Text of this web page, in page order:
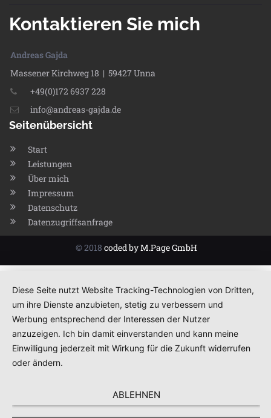
Kontaktieren Sie mich
Andreas Gajda
Massener Kirchweg 18 | 59427 Unna
+49(0)172 6937 228
info@andreas-gajda.de
Seitenübersicht
Start
Leistungen
Über mich
Impressum
Datenschutz
Datenzugriffsanfrage
© 2018 coded by M.Page GmbH
Diese Seite nutzt Website Tracking-Technologien von Dritten,
um ihre Dienste anzubieten, stetig zu verbessern und
Werbung entsprechend der Interessen der Nutzer
anzuzeigen. Ich bin damit einverstanden und kann meine
Einwilligung jederzeit mit Wirkung für die Zukunft widerrufen
oder ändern.
ABLEHNEN